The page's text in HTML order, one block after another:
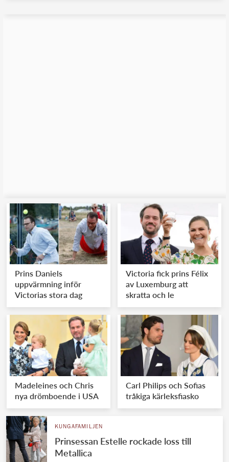
Prins Daniels
uppvärmning inför
Victorias stora dag
Victoria fick prins Félix
av Luxemburg att
skratta och le
Madeleines och Chris
nya drömboende i USA
Carl Philips och Sofias
tråkiga kärleksfiasko
KUNGAFAMILJEN
Prinsessan Estelle rockade loss till
Metallica